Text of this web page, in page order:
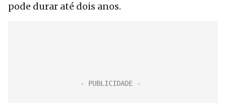
pode durar até dois anos.